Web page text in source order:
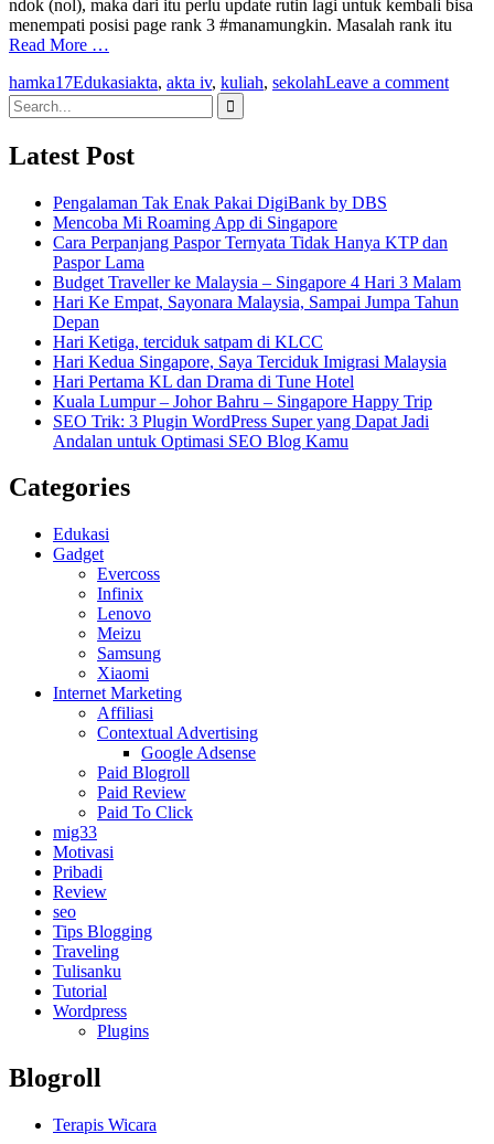
ndok (nol), maka dari itu perlu update rutin lagi untuk kembali bisa
menempati posisi page rank 3 #manamungkin. Masalah rank itu
Read More …
hamka17Edukasiakta, akta iv, kuliah, sekolahLeave a comment
Search
for:
Latest Post
Pengalaman Tak Enak Pakai DigiBank by DBS
Mencoba Mi Roaming App di Singapore
Cara Perpanjang Paspor Ternyata Tidak Hanya KTP dan
Paspor Lama
Budget Traveller ke Malaysia – Singapore 4 Hari 3 Malam
Hari Ke Empat, Sayonara Malaysia, Sampai Jumpa Tahun
Depan
Hari Ketiga, terciduk satpam di KLCC
Hari Kedua Singapore, Saya Terciduk Imigrasi Malaysia
Hari Pertama KL dan Drama di Tune Hotel
Kuala Lumpur – Johor Bahru – Singapore Happy Trip
SEO Trik: 3 Plugin WordPress Super yang Dapat Jadi
Andalan untuk Optimasi SEO Blog Kamu
Categories
Edukasi
Gadget
Evercoss
Infinix
Lenovo
Meizu
Samsung
Xiaomi
Internet Marketing
Affiliasi
Contextual Advertising
Google Adsense
Paid Blogroll
Paid Review
Paid To Click
mig33
Motivasi
Pribadi
Review
seo
Tips Blogging
Traveling
Tulisanku
Tutorial
Wordpress
Plugins
Blogroll
Terapis Wicara